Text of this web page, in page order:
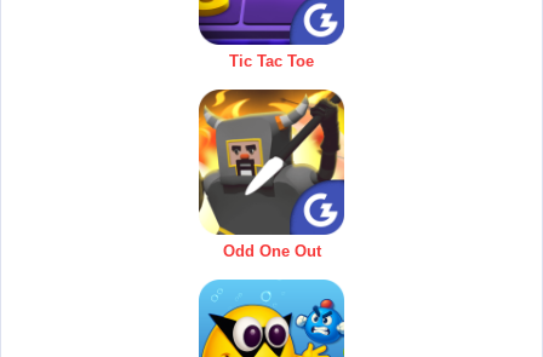
Tic Tac Toe
Odd One Out